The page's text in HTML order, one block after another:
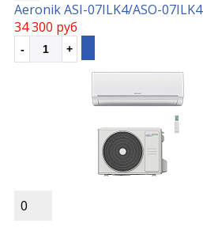
Aeronik ASI-07ILK4/ASO-07ILK4
34 300 руб
0